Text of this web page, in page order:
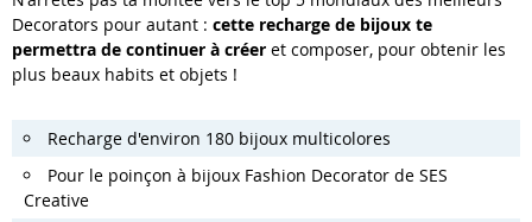
Decorators pour autant : cette recharge de bijoux te
permettra de continuer à créer et composer, pour obtenir les
plus beaux habits et objets !
Recharge d'environ 180 bijoux multicolores
Pour le poinçon à bijoux Fashion Decorator de SES
Creative